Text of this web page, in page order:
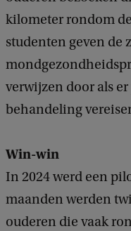
kilometer rondom
studenten geven de
verwijzen door als
behandeling
Win-win
In 2024 werd een
maanden werden
ouderen die vaak